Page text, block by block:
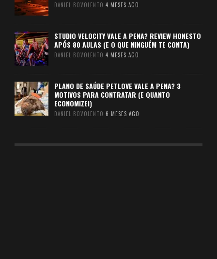
DANIEL BOVOLENTO 4 MESES AGO
STUDIO VELOCITY VALE A PENA? REVIEW HONESTO
APÓS 80 AULAS (E O QUE NINGUÉM TE CONTA)
DANIEL BOVOLENTO 4 MESES AGO
PLANO DE SAÚDE PETLOVE VALE A PENA? 3
MOTIVOS PARA CONTRATAR (E QUANTO
ECONOMIZEI)
DANIEL BOVOLENTO 6 MESES AGO